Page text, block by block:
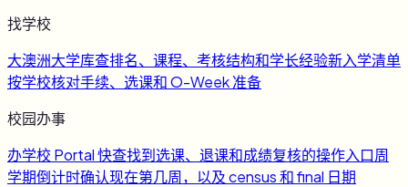
找学校
大澳洲大学库查排名、课程、考核结构和学长经验新入学清单
按学校核对手续、选课和 O-Week 准备
校园办事
办学校 Portal 快查找到选课、退课和成绩复核的操作入口周
学期倒计时确认现在第几周，以及 census 和 final 日期